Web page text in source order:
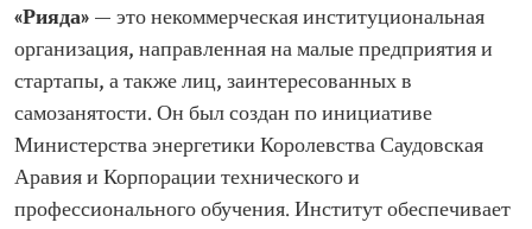
«Рияда» — это некоммерческая институциональная
организация, направленная на малые предприятия и
стартапы, а также лиц, заинтересованных в
самозанятости. Он был создан по инициативе
Министерства энергетики Королевства Саудовская
Аравия и Корпорации технического и
профессионального обучения. Институт обеспечивает